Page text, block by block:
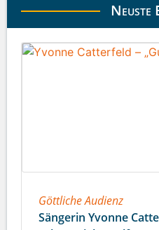
Neuste
Göttliche Audienz
Sängerin Yvonne